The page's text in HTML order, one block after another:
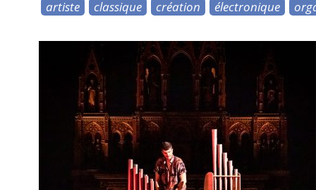
artiste classique création électronique